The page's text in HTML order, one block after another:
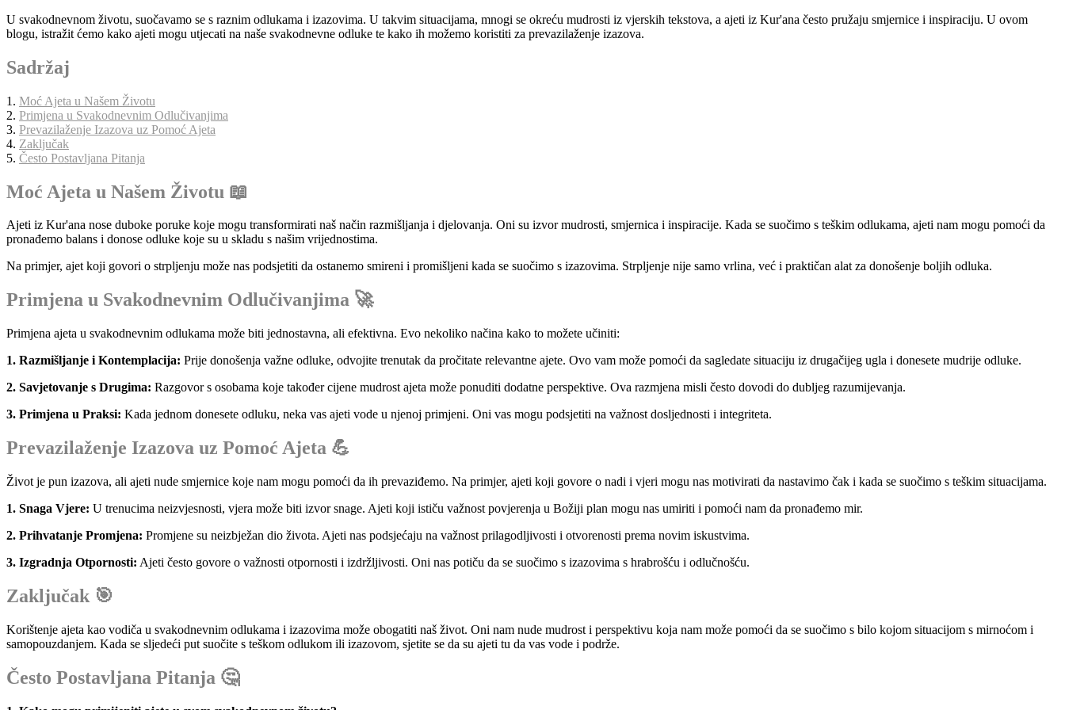
U svakodnevnom životu, suočavamo se s raznim odlukama i izazovima. U takvim situacijama, mnogi se okreću mudrosti iz vjerskih tekstova, a ajeti iz Kur'ana često pružaju smjernice i inspiraciju. U ovom
blogu, istražit ćemo kako ajeti mogu utjecati na naše svakodnevne odluke te kako ih možemo koristiti za prevazilaženje izazova.
Sadržaj
1. Moć Ajeta u Našem Životu
2. Primjena u Svakodnevnim Odlučivanjima
3. Prevazilaženje Izazova uz Pomoć Ajeta
4. Zaključak
5. Često Postavljana Pitanja
Moć Ajeta u Našem Životu 📖
Ajeti iz Kur'ana nose duboke poruke koje mogu transformirati naš način razmišljanja i djelovanja. Oni su izvor mudrosti, smjernica i inspiracije. Kada se suočimo s teškim odlukama, ajeti nam mogu pomoći da
pronađemo balans i donose odluke koje su u skladu s našim vrijednostima.
Na primjer, ajet koji govori o strpljenju može nas podsjetiti da ostanemo smireni i promišljeni kada se suočimo s izazovima. Strpljenje nije samo vrlina, već i praktičan alat za donošenje boljih odluka.
Primjena u Svakodnevnim Odlučivanjima 🚀
Primjena ajeta u svakodnevnim odlukama može biti jednostavna, ali efektivna. Evo nekoliko načina kako to možete učiniti:
1. Razmišljanje i Kontemplacija: Prije donošenja važne odluke, odvojite trenutak da pročitate relevantne ajete. Ovo vam može pomoći da sagledate situaciju iz drugačijeg ugla i donesete mudrije odluke.
2. Savjetovanje s Drugima: Razgovor s osobama koje također cijene mudrost ajeta može ponuditi dodatne perspektive. Ova razmjena misli često dovodi do dubljeg razumijevanja.
3. Primjena u Praksi: Kada jednom donesete odluku, neka vas ajeti vode u njenoj primjeni. Oni vas mogu podsjetiti na važnost dosljednosti i integriteta.
Prevazilaženje Izazova uz Pomoć Ajeta 💪
Život je pun izazova, ali ajeti nude smjernice koje nam mogu pomoći da ih prevaziđemo. Na primjer, ajeti koji govore o nadi i vjeri mogu nas motivirati da nastavimo čak i kada se suočimo s teškim situacijama.
1. Snaga Vjere: U trenucima neizvjesnosti, vjera može biti izvor snage. Ajeti koji ističu važnost povjerenja u Božiji plan mogu nas umiriti i pomoći nam da pronađemo mir.
2. Prihvatanje Promjena: Promjene su neizbježan dio života. Ajeti nas podsjećaju na važnost prilagodljivosti i otvorenosti prema novim iskustvima.
3. Izgradnja Otpornosti: Ajeti često govore o važnosti otpornosti i izdržljivosti. Oni nas potiču da se suočimo s izazovima s hrabrošću i odlučnošću.
Zaključak 🎯
Korištenje ajeta kao vodiča u svakodnevnim odlukama i izazovima može obogatiti naš život. Oni nam nude mudrost i perspektivu koja nam može pomoći da se suočimo s bilo kojom situacijom s mirnoćom i
samopouzdanjem. Kada se sljedeći put suočite s teškom odlukom ili izazovom, sjetite se da su ajeti tu da vas vode i podrže.
Često Postavljana Pitanja 🤔